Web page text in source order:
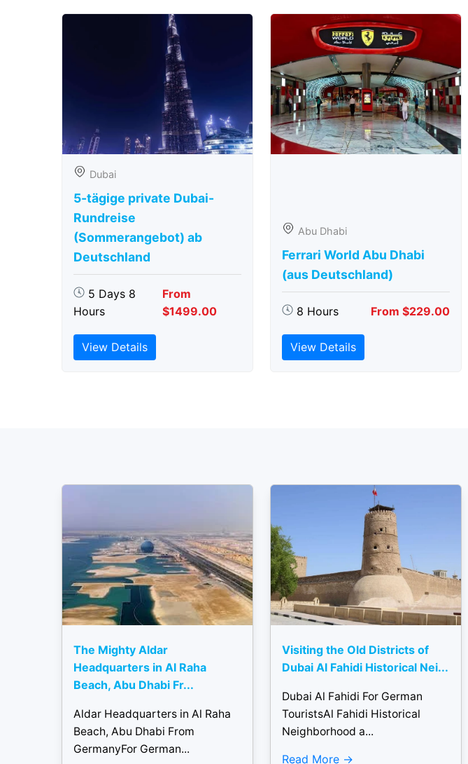
Dubai
5-tägige private Dubai-
Rundreise
(Sommerangebot) ab
Deutschland
5 Days 8
Hours
From
$1499.00
View Details
Abu Dhabi
Ferrari World Abu Dhabi
(aus Deutschland)
8 Hours From $229.00
View Details
The Mighty Aldar
Headquarters in Al Raha
Beach, Abu Dhabi Fr...
Aldar Headquarters in Al Raha
Beach, Abu Dhabi From
GermanyFor German...
Visiting the Old Districts of
Dubai Al Fahidi Historical Nei...
Dubai Al Fahidi For German
TouristsAl Fahidi Historical
Neighborhood a...
Read More